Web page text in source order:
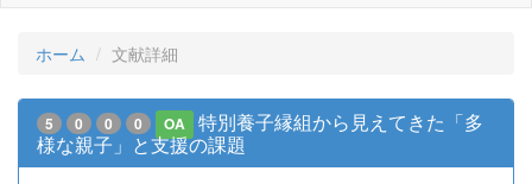
ホーム 文献詳細
5 0 0 0 OA
特別養子縁組から見えてきた「多
様な親子」と支援の課題